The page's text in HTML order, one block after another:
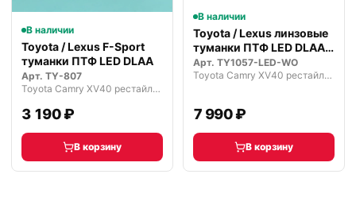
В наличии
Toyota / Lexus F-Sport
туманки ПТФ LED DLAA
Арт. TY-807
Toyota Camry XV40 рестайлинг (2009—2011)
3 190 ₽
В корзину
В наличии
Toyota / Lexus линзовые
туманки ПТФ LED DLAA
Prem…
Арт. TY1057-LED-WO
Toyota Camry XV40 рестайлинг (2009—2011)
7 990 ₽
В корзину